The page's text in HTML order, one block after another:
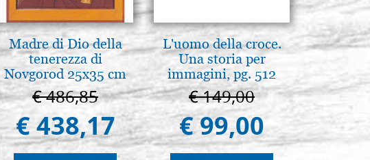
Madre di Dio della
tenerezza di
Novgorod 25x35 cm
€ 486,85
€ 438,17
L'uomo della croce.
Una storia per
immagini, pg. 512
€ 149,00
€ 99,00
€
€